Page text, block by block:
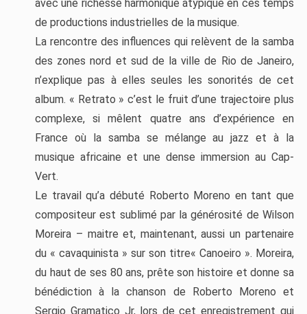
avec une richesse harmonique atypique en ces temps
de productions industrielles de la musique.
La rencontre des influences qui relèvent de la samba
des zones nord et sud de la ville de Rio de Janeiro,
n’explique pas à elles seules les sonorités de cet
album. « Retrato » c’est le fruit d’une trajectoire plus
complexe, si mêlent quatre ans d’expérience en
France où la samba se mélange au jazz et à la
musique africaine et une dense immersion au Cap-
Vert.
Le travail qu’a débuté Roberto Moreno en tant que
compositeur est sublimé par la générosité de Wilson
Moreira – maitre et, maintenant, aussi un partenaire
du « cavaquinista » sur son titre« Canoeiro ». Moreira,
du haut de ses 80 ans, prête son histoire et donne sa
bénédiction à la chanson de Roberto Moreno et
Sergio Gramatico Jr, lors de cet enregistrement qui